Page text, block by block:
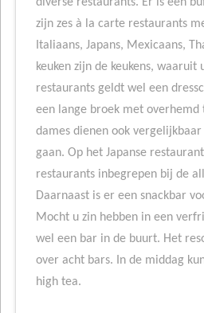
zijn zes à la carte restaurants
Italiaans, Japans, Mexicaans,
keuken zijn de keukens, waaruit
restaurants geldt wel een
een lange broek met overhemd
dames dienen ook
gaan. Op het Japanse
restaurants inbegrepen bij de
Daarnaast is er een snackbar
Mocht u zin hebben in een
wel een bar in de buurt. Het
over acht bars. In de middag
high tea.